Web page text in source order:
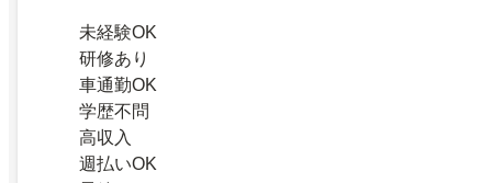
未経験OK
研修あり
車通勤OK
学歴不問
高収入
週払いOK